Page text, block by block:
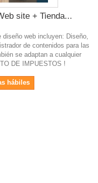
site + Tienda...
web incluyen: Diseño,
de contenidos para las
se adaptan a cualquier
DE IMPUESTOS !
hábiles